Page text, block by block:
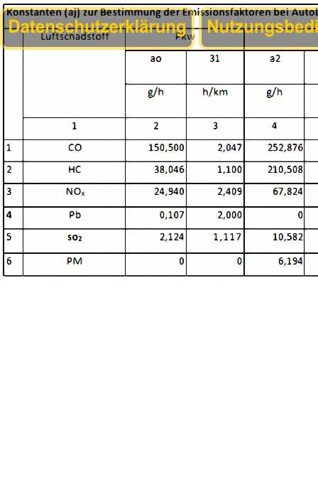
1px;height:80px;'>